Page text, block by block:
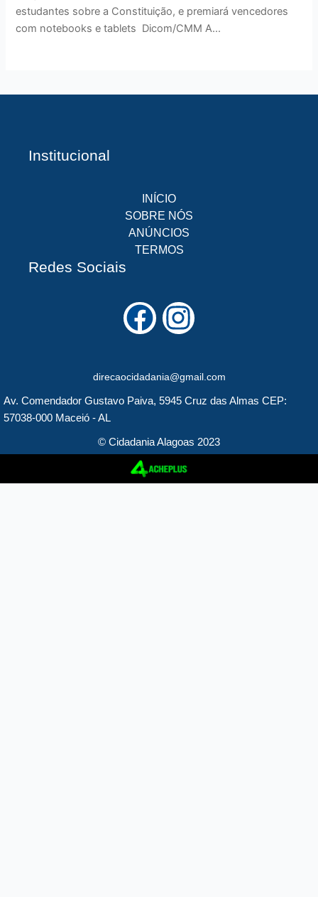
estudantes sobre a Constituição, e premiará vencedores
com notebooks e tablets Dicom/CMM A...
Institucional
INÍCIO
SOBRE NÓS
ANÚNCIOS
TERMOS
Redes Sociais
F
a
c
e
o
o
I
n
s
t
g
r
direcaocidadania@gmail.com
Av. Comendador Gustavo Paiva, 5945 Cruz das Almas CEP:
57038-000 Maceió - AL
© Cidadania Alagoas 2023